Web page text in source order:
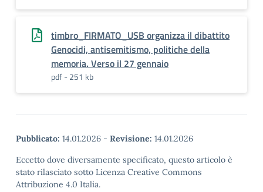
timbro_FIRMATO_USB organizza il dibattito
Genocidi, antisemitismo, politiche della
memoria. Verso il 27 gennaio
pdf - 251 kb
Pubblicato: 14.01.2026 - Revisione: 14.01.2026
Eccetto dove diversamente specificato, questo articolo è
stato rilasciato sotto Licenza Creative Commons
Attribuzione 4.0 Italia.